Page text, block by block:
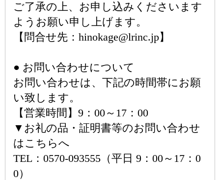
ご了承の上、お申し込みくださいます
ようお願い申し上げます。
【問合せ先：hinokage@lrinc.jp】
● お問い合わせについて
お問い合わせは、下記の時間帯にお願
い致します。
【営業時間】9：00～17：00
▼お礼の品・証明書等のお問い合わせ
はこちらへ
TEL：0570-093555（平日 9：00～17：0
0）